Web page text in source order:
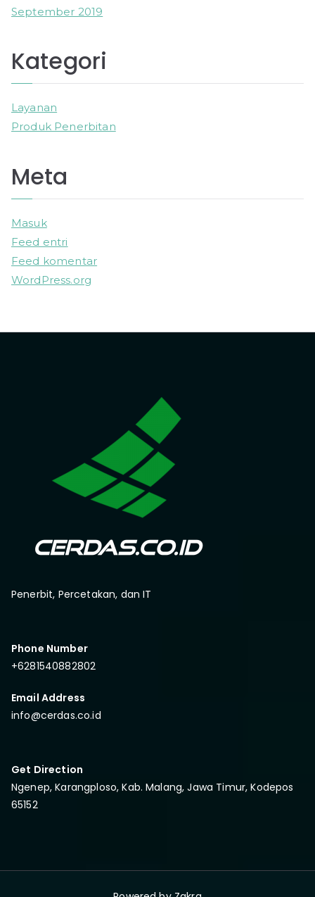
September 2019
Kategori
Layanan
Produk Penerbitan
Meta
Masuk
Feed entri
Feed komentar
WordPress.org
Penerbit, Percetakan, dan IT
Phone Number
+6281540882802
Email Address
info@cerdas.co.id
Get Direction
Ngenep, Karangploso, Kab. Malang, Jawa Timur, Kodepos
65152